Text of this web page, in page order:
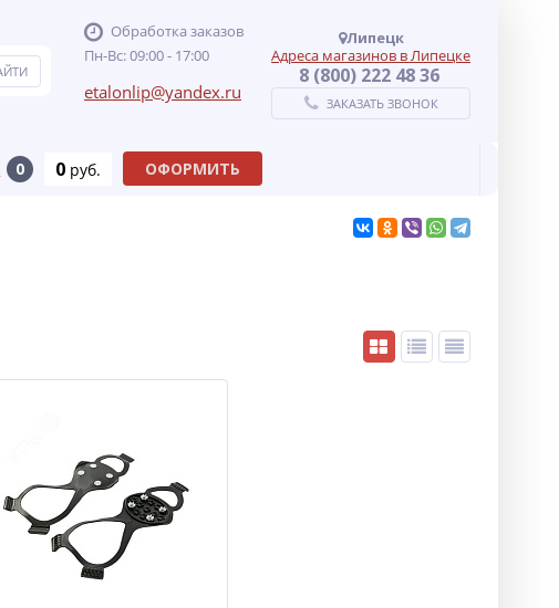
Обработка заказов
Пн-Вс: 09:00 - 17:00
etalonlip@yandex.ru
Липецк
Адреса магазинов в Липецке
8 (800) 222 48 36
ЗАКАЗАТЬ ЗВОНОК
0 0 руб. ОФОРМИТЬ